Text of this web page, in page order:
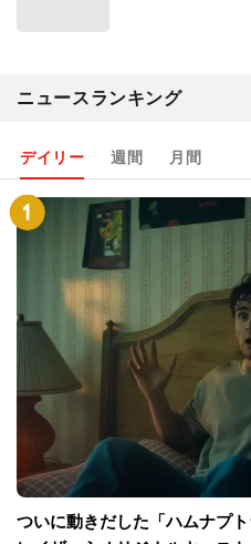
ニュースランキング
デイリー 週間 月間
ついに動きだした「ハムナプ